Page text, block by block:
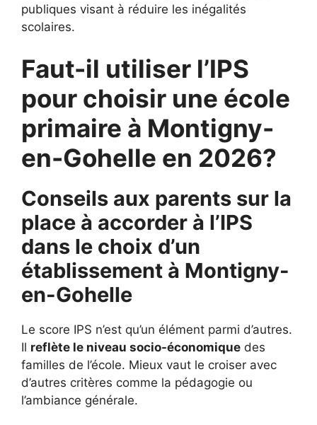
publiques visant à réduire les inégalités
scolaires.
Faut-il utiliser l’IPS
pour choisir une école
primaire à Montigny-
en-Gohelle en 2026?
Conseils aux parents sur la
place à accorder à l’IPS
dans le choix d’un
établissement à Montigny-
en-Gohelle
Le score IPS n’est qu’un élément parmi d’autres.
Il reflète le niveau socio-économique des
familles de l’école. Mieux vaut le croiser avec
d’autres critères comme la pédagogie ou
l’ambiance générale.